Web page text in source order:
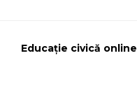
Educație civică online